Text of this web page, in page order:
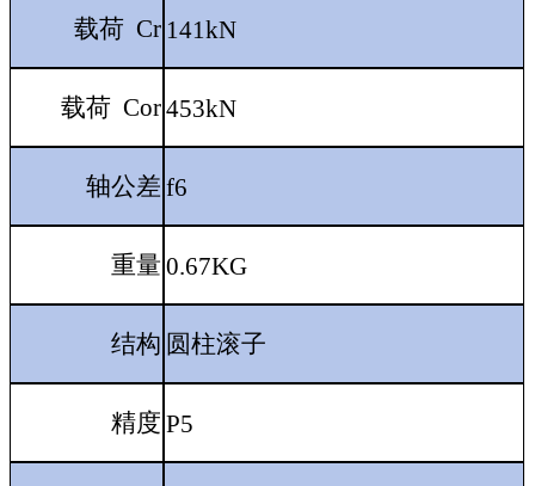
载荷 Cr 141kN
载荷 Cor453kN
轴公差 f6
重量 0.67KG
结构 圆柱滚子
精度 P5